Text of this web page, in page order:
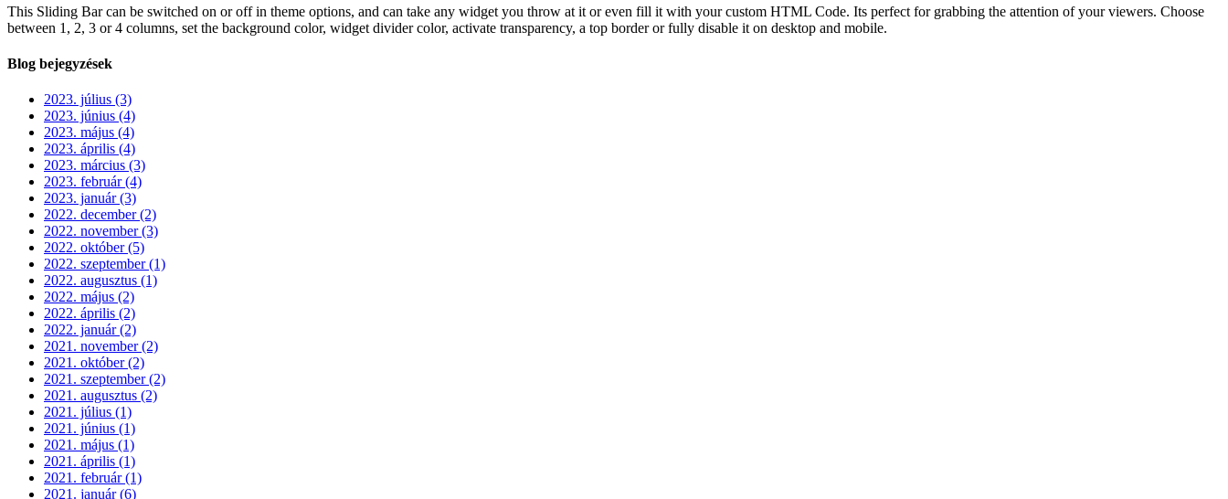
This Sliding Bar can be switched on or off in theme options, and can take any widget you throw at it or even fill it with your custom HTML Code. Its perfect for grabbing the attention of your viewers. Choose
between 1, 2, 3 or 4 columns, set the background color, widget divider color, activate transparency, a top border or fully disable it on desktop and mobile.
Blog bejegyzések
2023. július (3)
2023. június (4)
2023. május (4)
2023. április (4)
2023. március (3)
2023. február (4)
2023. január (3)
2022. december (2)
2022. november (3)
2022. október (5)
2022. szeptember (1)
2022. augusztus (1)
2022. május (2)
2022. április (2)
2022. január (2)
2021. november (2)
2021. október (2)
2021. szeptember (2)
2021. augusztus (2)
2021. július (1)
2021. június (1)
2021. május (1)
2021. április (1)
2021. február (1)
2021. január (6)